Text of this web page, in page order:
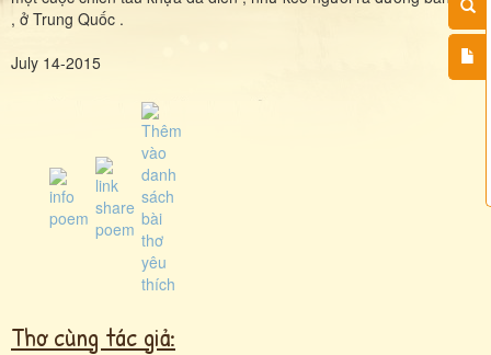
, ở Trung Quốc .
July 14-2015
Thơ cùng tác giả: